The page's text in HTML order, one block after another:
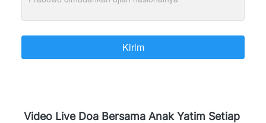
`Kirim
Video Live Doa Bersama Anak Yatim Setiap